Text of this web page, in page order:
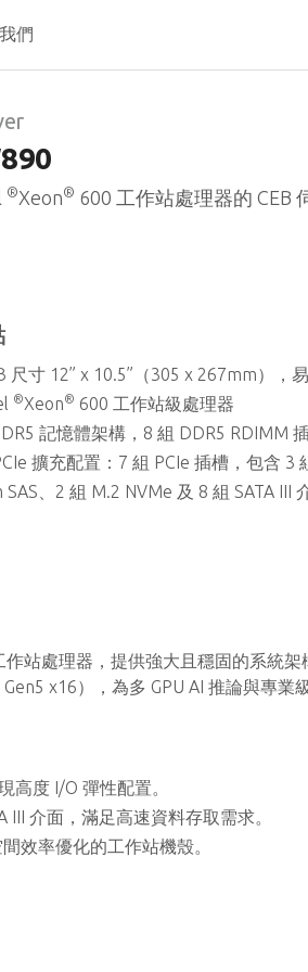
們
®Xeon® 600 工作站處理器的 CEB
寸 12” x 10.5”（305 x 267mm），易於整合，兼
®Xeon® 600 工作站級處理器
憶體架構，8 組 DDR5 RDIMM 插槽，每通道最高支援
擴充配置：7 組 PCIe 插槽，包含 3
SAS、2 組 M.2 NVMe 及 8 組 SATA III
作站處理器，提供強大且穩固的系統架
x16），為多 GPU AI 推論與專業
高度 I/O 彈性配置。
III 介面，滿足高速資料存取需求。
效率優化的工作站機殼。